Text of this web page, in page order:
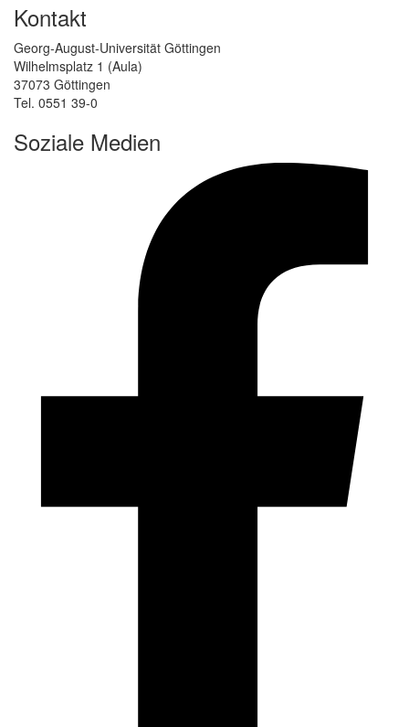
Kontakt
Georg-August-Universität Göttingen
Wilhelmsplatz 1 (Aula)
37073 Göttingen
Tel. 0551 39-0
Soziale Medien